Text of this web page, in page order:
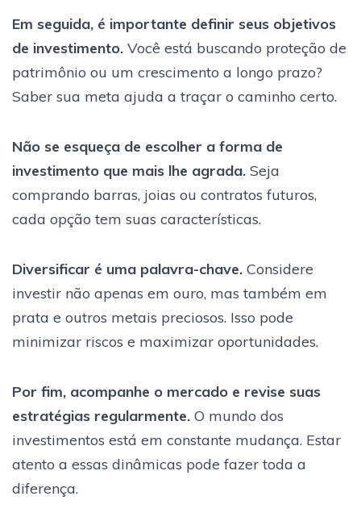
Em seguida, é importante definir seus objetivos
de investimento. Você está buscando proteção de
patrimônio ou um crescimento a longo prazo?
Saber sua meta ajuda a traçar o caminho certo.
Não se esqueça de escolher a forma de
investimento que mais lhe agrada. Seja
comprando barras, joias ou contratos futuros,
cada opção tem suas características.
Diversificar é uma palavra-chave. Considere
investir não apenas em ouro, mas também em
prata e outros metais preciosos. Isso pode
minimizar riscos e maximizar oportunidades.
Por fim, acompanhe o mercado e revise suas
estratégias regularmente. O mundo dos
investimentos está em constante mudança. Estar
atento a essas dinâmicas pode fazer toda a
diferença.